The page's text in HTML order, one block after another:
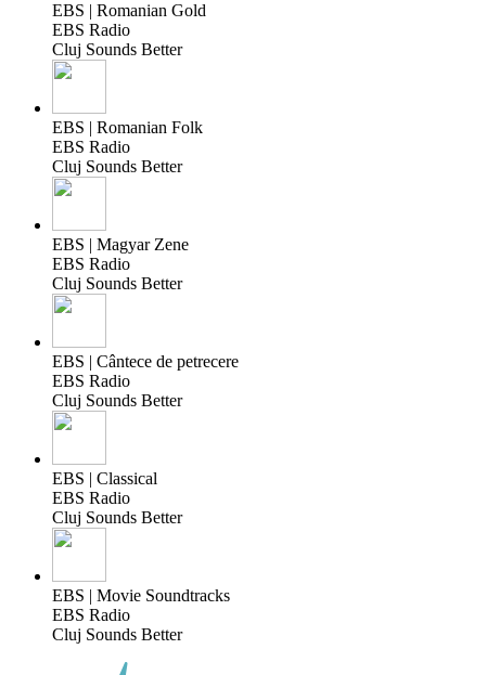
EBS | Romanian Gold
EBS Radio
Cluj Sounds Better
EBS | Romanian Folk
EBS Radio
Cluj Sounds Better
EBS | Magyar Zene
EBS Radio
Cluj Sounds Better
EBS | Cântece de petrecere
EBS Radio
Cluj Sounds Better
EBS | Classical
EBS Radio
Cluj Sounds Better
EBS | Movie Soundtracks
EBS Radio
Cluj Sounds Better